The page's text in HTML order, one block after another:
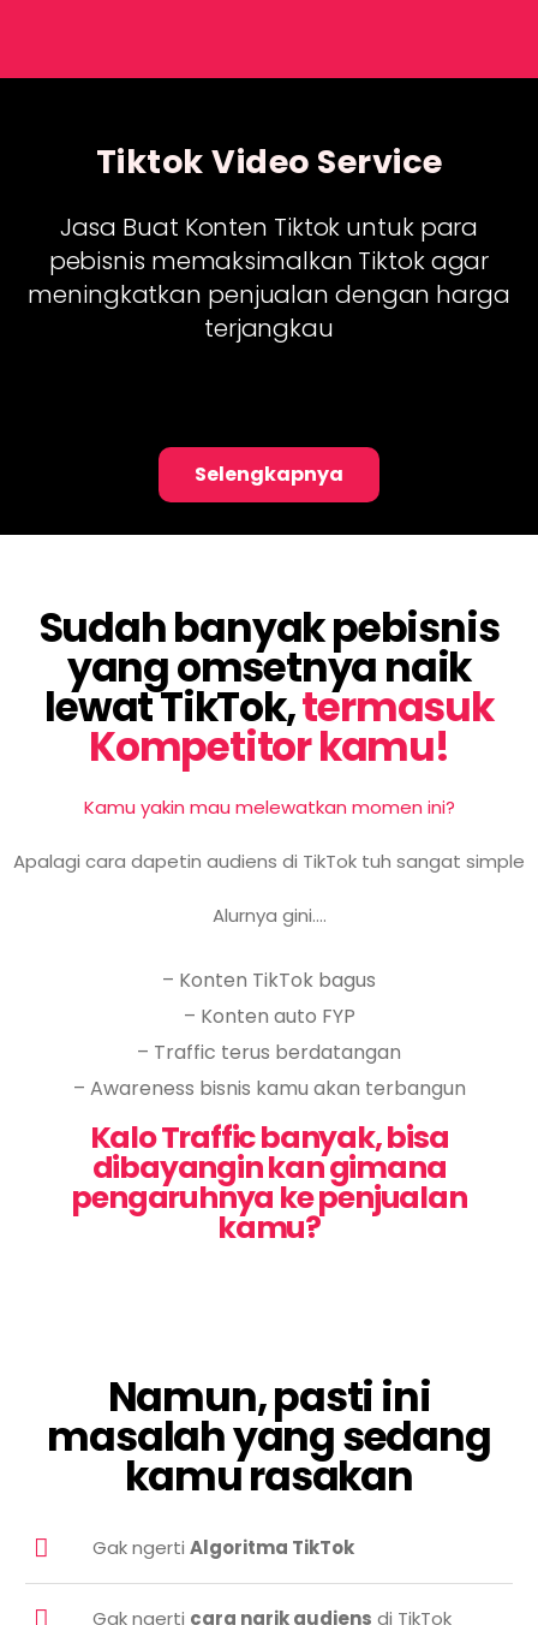
Tiktok Video Service
Jasa Buat Konten Tiktok untuk para
pebisnis memaksimalkan Tiktok agar
meningkatkan penjualan dengan harga
terjangkau
Selengkapnya
Sudah banyak pebisnis
yang omsetnya naik
lewat TikTok,termasuk
Kompetitor kamu!
Kamu yakin mau melewatkan momen ini?
Apalagi cara dapetin audiens di TikTok tuh sangat simple
Alurnya gini….
– Konten TikTok bagus
– Konten auto FYP
– Traffic terus berdatangan
– Awareness bisnis kamu akan terbangun
Kalo Traffic banyak, bisa
dibayangin kan gimana
pengaruhnya ke penjualan
kamu?​
Namun, pasti ini
masalah yang sedang
kamu rasakan
Gak ngertiAlgoritma TikTok
Gak ngerti cara narik audiens di TikTok